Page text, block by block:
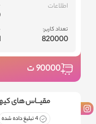
اطلاعات
تعداد کاربر:
820000
90000ت
مقیــاس های
4 تبلیغ داده شده